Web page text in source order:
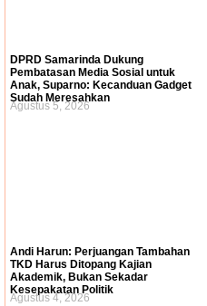
DPRD Samarinda Dukung
Pembatasan Media Sosial untuk
Anak, Suparno: Kecanduan Gadget
Sudah Meresahkan
Agustus 5, 2026
Andi Harun: Perjuangan Tambahan
TKD Harus Ditopang Kajian
Akademik, Bukan Sekadar
Kesepakatan Politik
Agustus 4, 2026